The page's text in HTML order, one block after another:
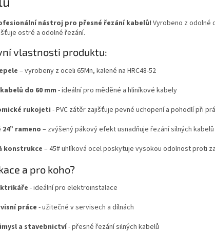
nástroj pro přesné řezání kabelů!Vyrobeno z odolné
ostré a odolné řezání.
vlastnosti produktu:
– vyrobeny z oceli 65Mn, kalené na HRC48-52
do 60 mm - ideální pro měděné a hliníkové kabely
rukojeti - PVC zátěr zajišťuje pevné uchopení a pohodlí při
24” rameno– zvýšený pákový efekt usnadňuje řezání silných kabelů
konstrukce– 45# uhlíková ocel poskytuje vysokou odolnost proti
a pro koho?
- ideální pro elektroinstalace
práce - užitečné v servisech a dílnách
a stavebnictví- přesné řezání silných kabelů